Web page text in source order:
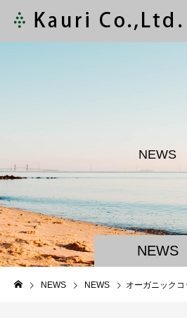
NEWS
NEWS
NEWS NEWS オーガニック